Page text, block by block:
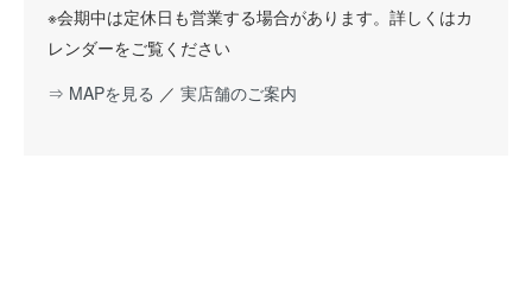
※会期中は定休日も営業する場合があります。詳しくはカ
レンダーをご覧ください
⇒ MAPを見る ／ 実店舗のご案内